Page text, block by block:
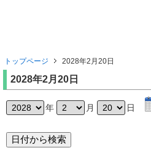
トップページ 2028年2月20日
2028年2月20日
年 月 日